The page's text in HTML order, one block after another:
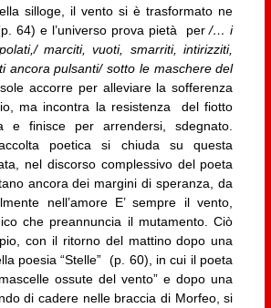
silloge, il vento si è trasformato ne
(p. 64) e l’universo prova pietà per/… i
marciti, vuoti, smarriti, intirizziti,
ancora pulsanti/ sotto le maschere del
accorre per alleviare la sofferenza
ma incontra la resistenza del fiotto
e finisce per arrendersi, sdegnato.
poetica si chiuda su questa
nel discorso complessivo del poeta
ancora dei margini di speranza, da
nell’amore E’ sempre il vento,
che preannuncia il mutamento. Ciò
con il ritorno del mattino dopo una
poesia “Stelle” (p. 60), in cui il poeta
ossute del vento” e dopo una
di cadere nelle braccia di Morfeo, si